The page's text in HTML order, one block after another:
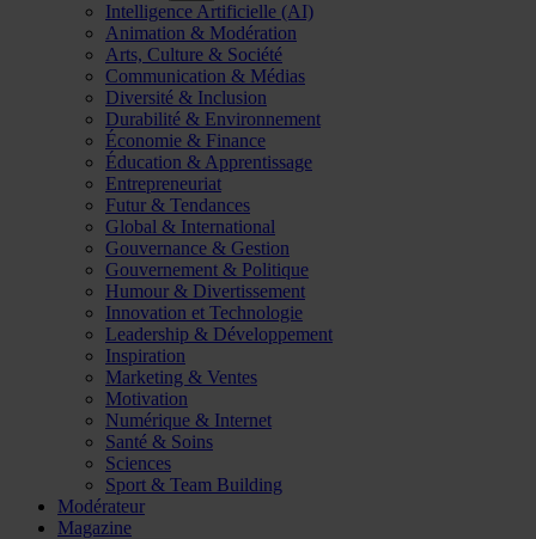
Intelligence Artificielle (AI)
Animation & Modération
Arts, Culture & Société
Communication & Médias
Diversité & Inclusion
Durabilité & Environnement
Économie & Finance
Éducation & Apprentissage
Entrepreneuriat
Futur & Tendances
Global & International
Gouvernance & Gestion
Gouvernement & Politique
Humour & Divertissement
Innovation et Technologie
Leadership & Développement
Inspiration
Marketing & Ventes
Motivation
Numérique & Internet
Santé & Soins
Sciences
Sport & Team Building
Modérateur
Magazine